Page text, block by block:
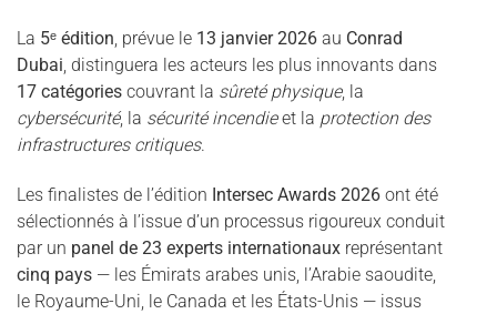
La 5ᵉ édition, prévue le 13 janvier 2026 au Conrad
Dubai, distinguera les acteurs les plus innovants dans
17 catégories couvrant la sûreté physique, la
cybersécurité, la sécurité incendieet la protection des
infrastructures critiques.
Les finalistes de l’édition Intersec Awards 2026 ont été
sélectionnés à l’issue d’un processus rigoureux conduit
par un panel de 23 experts internationaux représentant
cinq pays — les Émirats arabes unis, l’Arabie saoudite,
le Royaume-Uni, le Canada et les États-Unis — issus